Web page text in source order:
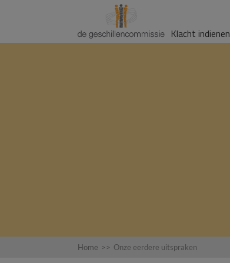
Klacht indienen
Home >> Onze eerdere uitspraken